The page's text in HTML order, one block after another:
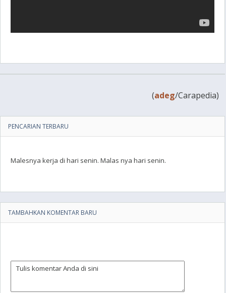
(adeg/Carapedia)
PENCARIAN TERBARU
Malesnya kerja di hari senin. Malas nya hari senin.
TAMBAHKAN KOMENTAR BARU